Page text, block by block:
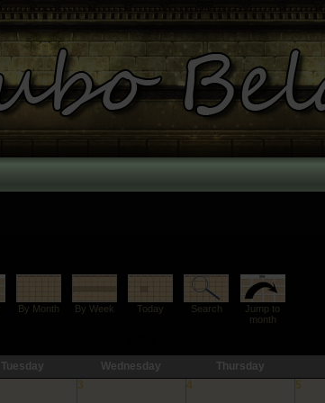
By Month By Week Today Search
Jump to
month
Tuesday Wednesday Thursday
3 4 5